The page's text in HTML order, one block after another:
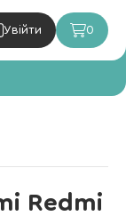
Увійти 0
Redmi